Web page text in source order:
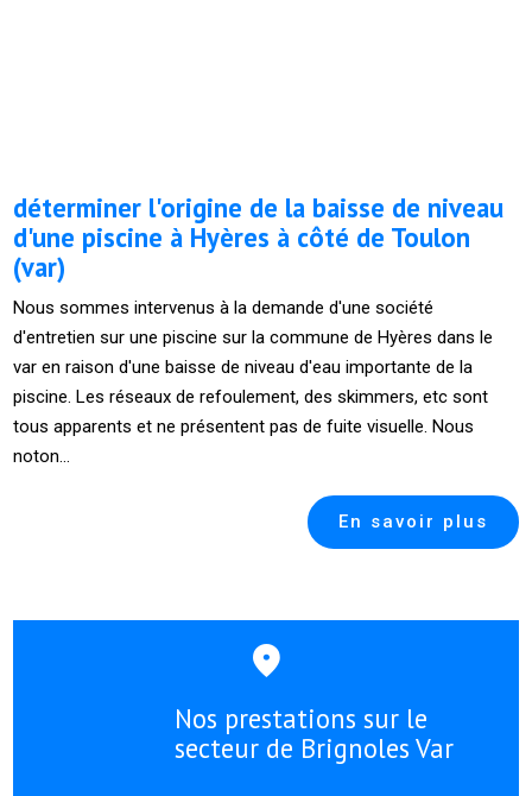
déterminer l'origine de la baisse de niveau
d'une piscine à Hyères à côté de Toulon
(var)
Nous sommes intervenus à la demande d'une société
d'entretien sur une piscine sur la commune de Hyères dans le
var en raison d'une baisse de niveau d'eau importante de la
piscine. Les réseaux de refoulement, des skimmers, etc sont
tous apparents et ne présentent pas de fuite visuelle. Nous
noton...
En savoir plus
Nos prestations sur le
secteur de Brignoles Var